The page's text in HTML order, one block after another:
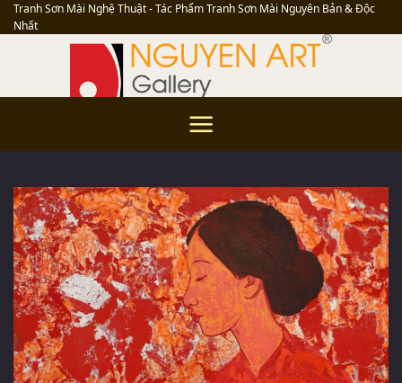
Skip
to
Tranh Sơn Mài Nghệ Thuật - Tác Phẩm Tranh Sơn Mài Nguyên Bản & Độc
Nhất